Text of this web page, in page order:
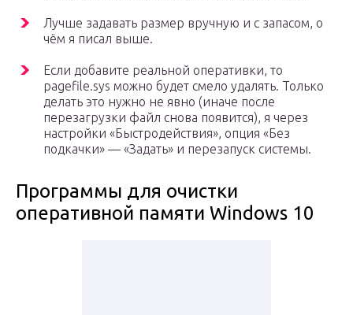
Лучше задавать размер вручную и с запасом, о
чём я писал выше.
Если добавите реальной оперативки, то
pagefile.sys можно будет смело удалять. Только
делать это нужно не явно (иначе после
перезагрузки файл снова появится), я через
настройки «Быстродействия», опция «Без
подкачки» — «Задать» и перезапуск системы.
Программы для очистки
оперативной памяти Windows 10